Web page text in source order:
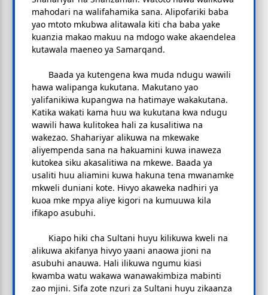
mahodari na walifahamika sana. Alipofariki baba
yao mtoto mkubwa alitawala kiti cha baba yake
kuanzia makao makuu na mdogo wake akaendelea
kutawala maeneo ya Samarqand.
Baada ya kutengena kwa muda ndugu wawili
hawa walipanga kukutana. Makutano yao
yalifanikiwa kupangwa na hatimaye wakakutana.
Katika wakati kama huu wa kukutana kwa ndugu
wawili hawa kulitokea hali za kusalitiwa na
wakezao. Shahariyar alikuwa na mkewake
aliyempenda sana na hakuamini kuwa inaweza
kutokea siku akasalitiwa na mkewe. Baada ya
usaliti huu aliamini kuwa hakuna tena mwanamke
mkweli duniani kote. Hivyo akaweka nadhiri ya
kuoa mke mpya aliye kigori na kumuuwa kila
ifikapo asubuhi.
Kiapo hiki cha Sultani huyu kilikuwa kweli na
alikuwa akifanya hivyo yaani anaowa jioni na
asubuhi anauwa. Hali ilikuwa ngumu kiasi
kwamba watu wakawa wanawakimbiza mabinti
zao mjini. Sifa zote nzuri za Sultani huyu zikaanza